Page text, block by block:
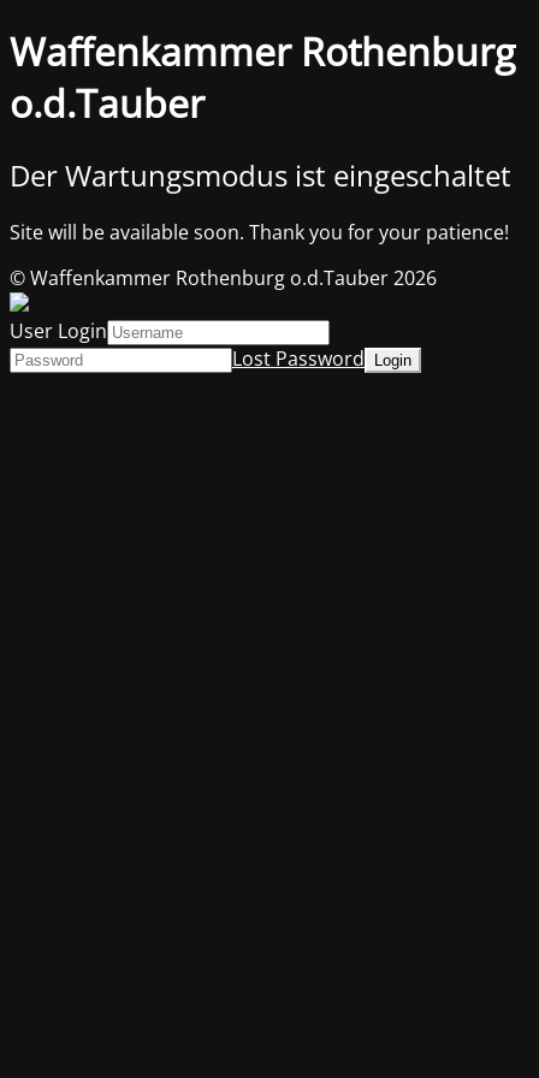
Waffenkammer Rothenburg
o.d.Tauber
Der Wartungsmodus ist eingeschaltet
Site will be available soon. Thank you for your patience!
© Waffenkammer Rothenburg o.d.Tauber 2026
User Login
Lost Password